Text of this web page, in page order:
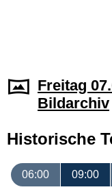
Freitag
Bildarchiv
Historische
06:00 09:00